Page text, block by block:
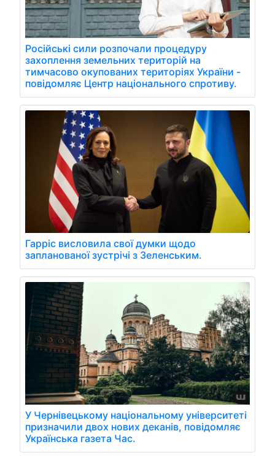
Російські сили розпочали процедуру
захоплення земельних територій на
тимчасово окупованих територіях України -
повідомляє Центр національного спротиву.
Гарріс висловила свої думки щодо
запланованої зустрічі з Зеленським.
У Чернівецькому національному університеті
призначили двох нових деканів, повідомляє
Українська газета Час.